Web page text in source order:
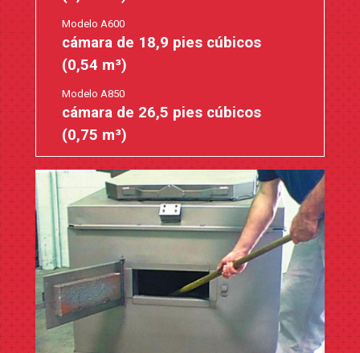
Modelo A600
cámara de 18,9 pies cúbicos
(0,54 m³)
Modelo A850
cámara de 26,5 pies cúbicos
(0,75 m³)